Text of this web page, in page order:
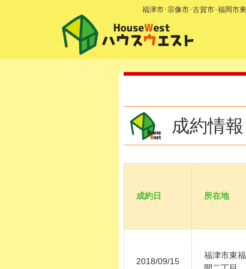
福津市･宗像市･古賀市･福岡市
成約情報
成約日 所在地
2018/09/15
福津市東福